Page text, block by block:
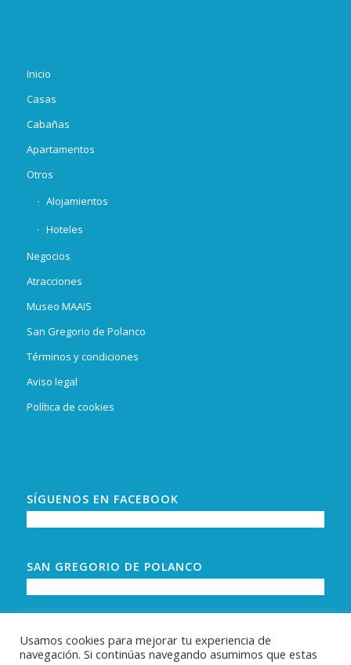
Inicio
Casas
Cabañas
Apartamentos
Otros
Alojamientos
Hoteles
Negocios
Atracciones
Museo MAAIS
San Gregorio de Polanco
Términos y condiciones
Aviso legal
Política de cookies
SÍGUENOS EN FACEBOOK
SAN GREGORIO DE POLANCO
Usamos cookies para mejorar tu experiencia de
navegación. Si continúas navegando asumimos que estas